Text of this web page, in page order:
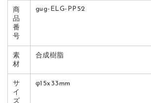
商
品
番
号
gug-ELG-PP52
素
材
合成樹脂
サ
イ
ズ
φ15x33mm